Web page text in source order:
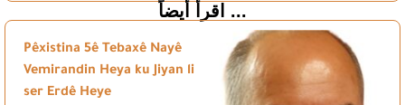
اقرأ أيضاً ...
Pêxistina 5ê Tebaxê Nayê
Vemirandin Heya ku Jiyan li
ser Erdê Heye